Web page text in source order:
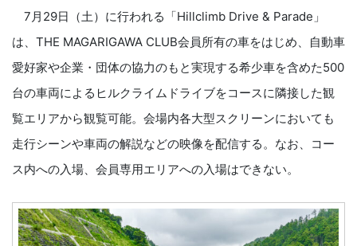
7⽉29⽇（⼟）に行われる「Hillclimb Drive & Parade」
は、THE MAGARIGAWA CLUB会員所有の⾞をはじめ、⾃動⾞
愛好家や企業・団体の協⼒のもと実現する希少⾞を含めた500
台の⾞両によるヒルクライムドライブをコースに隣接した観
覧エリアから観覧可能。会場内各⼤型スクリーンにおいても
⾛⾏シーンや⾞両の解説などの映像を配信する。なお、コー
ス内への⼊場、会員専⽤エリアへの⼊場はできない。